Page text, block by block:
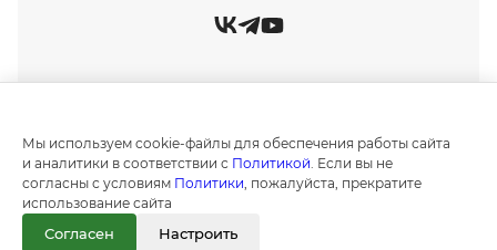
Политика обработки персональных данных
Создание и продвижение сайтов в
Москве "IT Expert Group"
Информация на сайте носит ознакомительный
характер и не является публичной офертой, как
Мы используем cookie-файлы для обеспечения работы сайта
и аналитики в соответствии с Политикой . Если вы не
согласны с условиям Политики , пожалуйста, прекратите
использование сайта
Согласен Настроить